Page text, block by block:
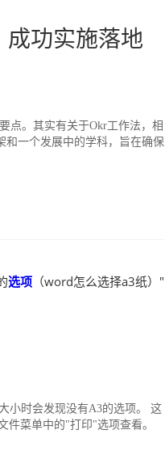
功实施落地
点。其实有关于Okr工作法，相
和一个发展中的学科，旨在确保
选项 （word怎么选择a3纸）"
小时会发现没有A3的选项。 这
件菜单中的"打印"选项查看。